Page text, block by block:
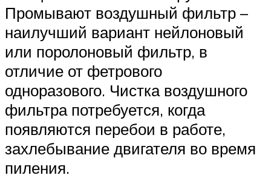
Промывают воздушный фильтр –
наилучший вариант нейлоновый
или поролоновый фильтр, в
отличие от фетрового
одноразового. Чистка воздушного
фильтра потребуется, когда
появляются перебои в работе,
захлебывание двигателя во время
пиления.